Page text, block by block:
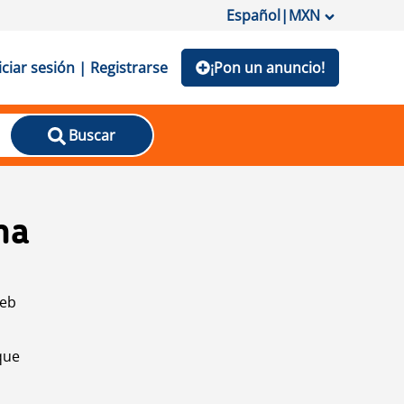
Español|MXN
sesión | Registrarse ¡Pon un anuncio!
Buscar